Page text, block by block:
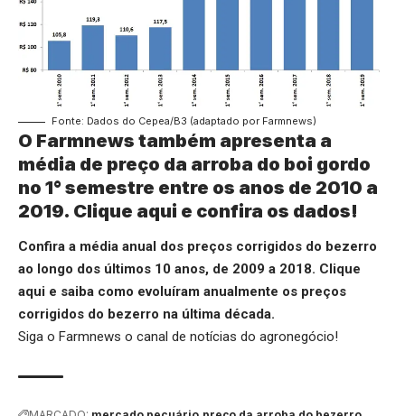
Fonte: Dados do Cepea/B3 (adaptado por Farmnews)
O Farmnews também apresenta a
média de preço da arroba do boi gordo
no 1° semestre entre os anos de 2010 a
2019. Clique aqui e confira os dados!
Confira a média anual dos preços corrigidos do bezerro
ao longo dos últimos 10 anos, de 2009 a 2018. Clique
aqui e saiba como evoluíram anualmente os preços
corrigidos do bezerro na última década.
Siga o Farmnews o canal de notícias do agronegócio!